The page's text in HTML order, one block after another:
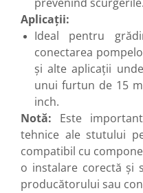
Aplicații:
Ideal pentru
conectarea
și alte aplicații
unui furtun de 15
inch.
Notă: Este
tehnice ale stutului
compatibil cu
o instalare corectă și
producătorului sau